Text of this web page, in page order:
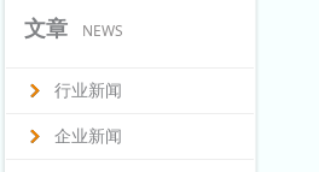
文章 NEWS
行业新闻
企业新闻